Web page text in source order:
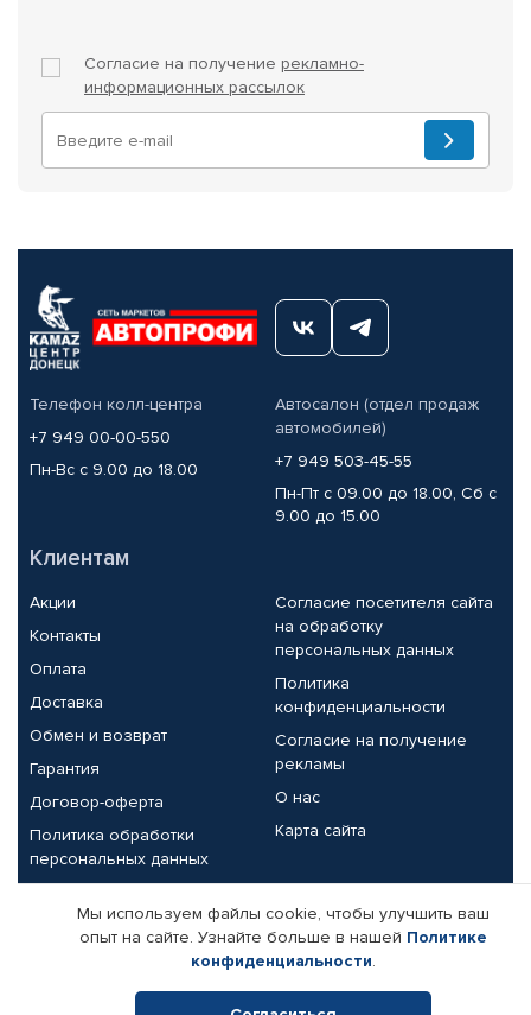
Согласие на получение рекламно-
информационных рассылок
Телефон колл-центра
+7 949 00-00-550
Пн-Вс с 9.00 до 18.00
Автосалон (отдел продаж
автомобилей)
+7 949 503-45-55
Пн-Пт с 09.00 до 18.00, Сб с
9.00 до 15.00
Клиентам
Акции
Контакты
Оплата
Доставка
Обмен и возврат
Гарантия
Договор-оферта
Политика обработки
персональных данных
Согласие посетителя сайта
на обработку
персональных данных
Политика
конфиденциальности
Согласие на получение
рекламы
О нас
Карта сайта
Партнерам
Корпоративным клиентам
Поставщикам
Реквизиты компании
Мы используем файлы cookie, чтобы улучшить ваш
опыт на сайте. Узнайте больше в нашей Политике
конфиденциальности.